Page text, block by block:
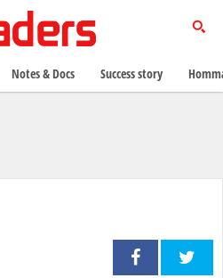
Notes & Docs Success story